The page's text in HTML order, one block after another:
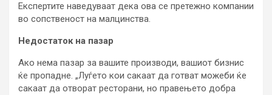
Експертите наведуваат дека ова се претежно компании
во сопственост на малцинства.
Недостаток на пазар
Ако нема пазар за вашите производи, вашиот бизнис
ќе пропадне. „Луѓето кои сакаат да готват можеби ќе
сакаат да отворат ресторани, но правењето добра